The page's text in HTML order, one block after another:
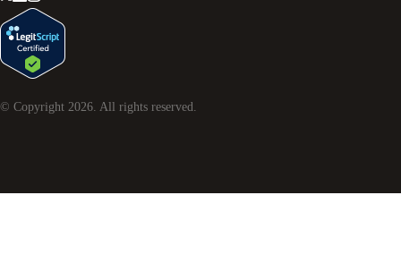
© Copyright 2026 . All rights reserved.